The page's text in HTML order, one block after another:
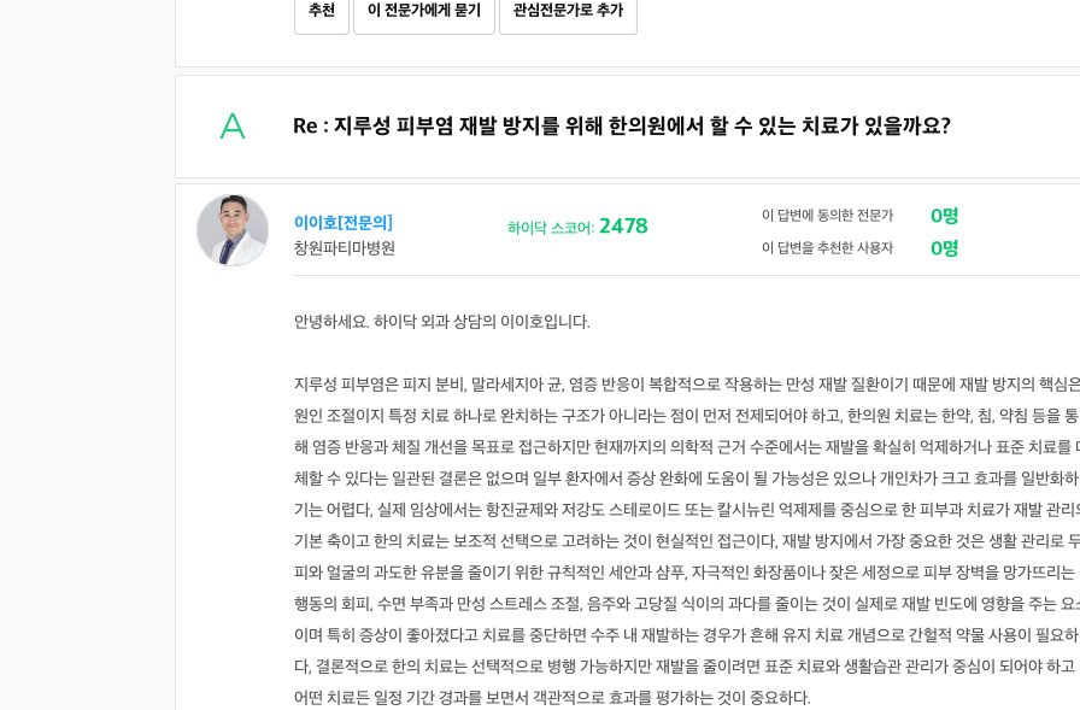
추천 이 전문가에게 묻기 관심전문가로 추가
Re : 지루성 피부염 재발 방지를 위해 한의원에서 할 수 있는 치료가 있을까요?
이이호[전문의]
창원파티마병원
하이닥 스코어: 2478 이 답변에 동의한 전문가 0명
이 답변을 추천한 사용자 0명
안녕하세요. 하이닥 외과 상담의 이이호입니다.
지루성 피부염은 피지 분비, 말라세지아 균, 염증 반응이 복합적으로 작용하는 만성 재발 질환이기 때문에 재발 방지의 핵심
원인 조절이지 특정 치료 하나로 완치하는 구조가 아니라는 점이 먼저 전제되어야 하고, 한의원 치료는 한약, 침, 약침 등을 통
해 염증 반응과 체질 개선을 목표로 접근하지만 현재까지의 의학적 근거 수준에서는 재발을 확실히 억제하거나 표준 치료를
체할 수 있다는 일관된 결론은 없으며 일부 환자에서 증상 완화에 도움이 될 가능성은 있으나 개인차가 크고 효과를 일반화하
기는 어렵다, 실제 임상에서는 항진균제와 저강도 스테로이드 또는 칼시뉴린 억제제를 중심으로 한 피부과 치료가 재발 관리
기본 축이고 한의 치료는 보조적 선택으로 고려하는 것이 현실적인 접근이다, 재발 방지에서 가장 중요한 것은 생활 관리로
피와 얼굴의 과도한 유분을 줄이기 위한 규칙적인 세안과 샴푸, 자극적인 화장품이나 잦은 세정으로 피부 장벽을 망가뜨리는
행동의 회피, 수면 부족과 만성 스트레스 조절, 음주와 고당질 식이의 과다를 줄이는 것이 실제로 재발 빈도에 영향을 주는 요
이며 특히 증상이 좋아졌다고 치료를 중단하면 수주 내 재발하는 경우가 흔해 유지 치료 개념으로 간헐적 약물 사용이 필요하
다, 결론적으로 한의 치료는 선택적으로 병행 가능하지만 재발을 줄이려면 표준 치료와 생활습관 관리가 중심이 되어야 하고
어떤 치료든 일정 기간 경과를 보면서 객관적으로 효과를 평가하는 것이 중요하다.